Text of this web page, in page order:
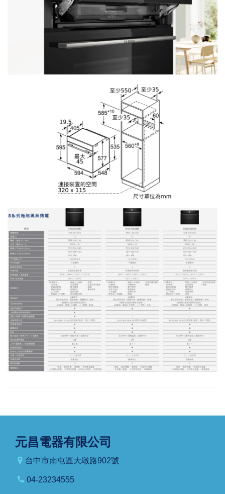
元昌電器有限公司
台中市南屯區大墩路902號
04-23234555